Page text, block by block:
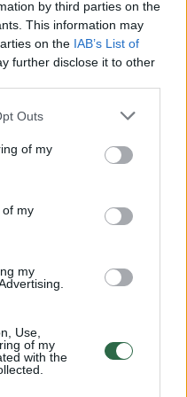
by third parties on the
This information may
on the IAB’s List of
further disclose it to other
Outs
of my
of my
my
Use,
of my
with the
00:00:30
r.: dviejų moterų ir
temperatūra kils iki
užbaigsime darbo